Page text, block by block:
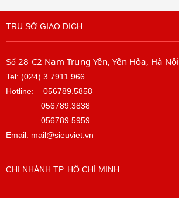
TRỤ SỞ GIAO DỊCH
Số 28 C2 Nam Trung Yên, Yên Hòa, Hà Nội
Tel: (024) 3.7911.966
Hotline: 056789.5858
056789.3838
056789.5959
Email: mail@sieuviet.vn
CHI NHÁNH TP. HỒ CHÍ MINH